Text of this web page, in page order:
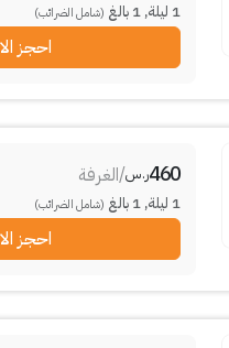
1 ليلة,
1 بالغ (شامل الضرائب)
احجز
460ر.س/الغرفة
1 ليلة,
1 بالغ (شامل الضرائب)
احجز